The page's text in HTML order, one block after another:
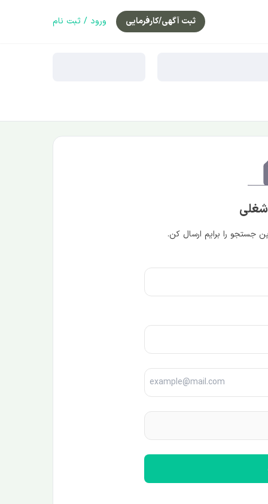
ثبت آگهی/کارفرمایی ورود / ثبت نام
شغلی
جستجو را برایم ارسال کن.